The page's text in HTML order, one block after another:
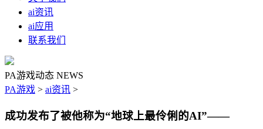
ai资讯
ai应用
联系我们
PA游戏动态 NEWS
PA游戏 > ai资讯 >
成功发布了被他称为“地球上最伶俐的AI”——